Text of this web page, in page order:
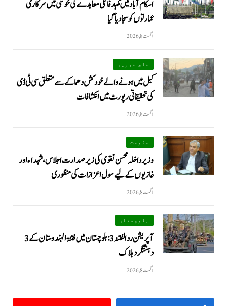
اسکام آباد میں مکہدفاعی معاہدے کی خوشی میں سرکاری
عمارتوں کو سجا دیا گیا
اگست 8, 2026
خاص خبریں
کبل میں ہونے والے خودکش دھماکے سے متعلق سی ٹی ڈی
کی تحقیقاتی رپورٹ میں انکشافات
اگست 8, 2026
حکومت
وزیرداخلہ محسن نقوی کی زیر صدارت اجلاس، شہداء اور
غازیوں کے لیے سول اعزازات کی منظوری
اگست 8, 2026
بلوچستان
آپریشن رد الفتنہ 3: بلوچستان میں فتنۃ الہندوستان کے 3
دہشتگرد ہلاک
اگست 8, 2026